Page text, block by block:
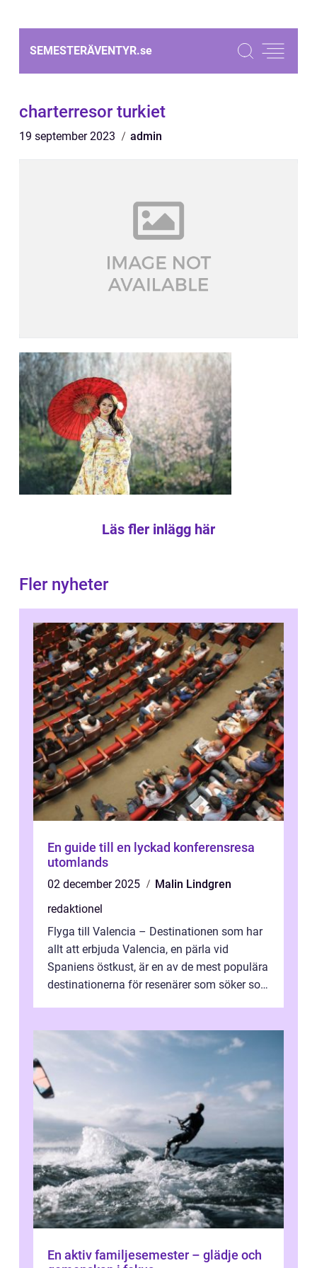
SEMESTERÄVENTYR.se
charterresor turkiet
19 september 2023 admin
Läs fler inlägg här
Fler nyheter
En guide till en lyckad konferensresa
utomlands
02 december 2025
Malin Lindgren
redaktionel
Flyga till Valencia – Destinationen som har
allt att erbjuda Valencia, en pärla vid
Spaniens östkust, är en av de mest populära
destinationerna för resenärer som söker sol,
En aktiv familjesemester – glädje och